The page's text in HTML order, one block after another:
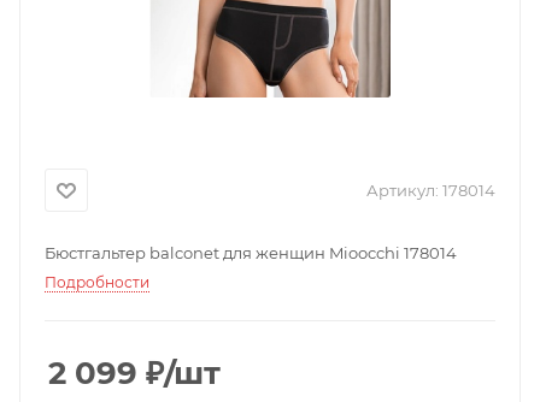
Артикул: 178014
Бюстгальтер balconet для женщин Mioocchi 178014
Подробности
2 099 ₽/шт